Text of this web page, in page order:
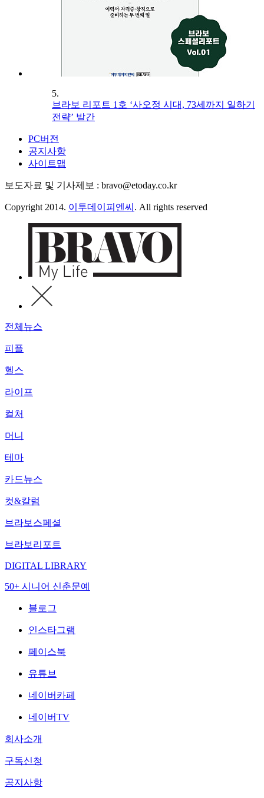
5.
브라보 리포트 1호 ‘사오정 시대, 73세까지 일하기
전략’ 발간
PC버전
공지사항
사이트맵
보도자료 및 기사제보 : bravo@etoday.co.kr
Copyright 2014. 이투데이피엔씨 . All rights reserved
전체뉴스
피플
헬스
라이프
컬처
머니
테마
카드뉴스
컷&칼럼
브라보스페셜
브라보리포트
DIGITAL LIBRARY
50+ 시니어 신춘문예
블로그
인스타그램
페이스북
유튜브
네이버카페
네이버TV
회사소개
구독신청
공지사항